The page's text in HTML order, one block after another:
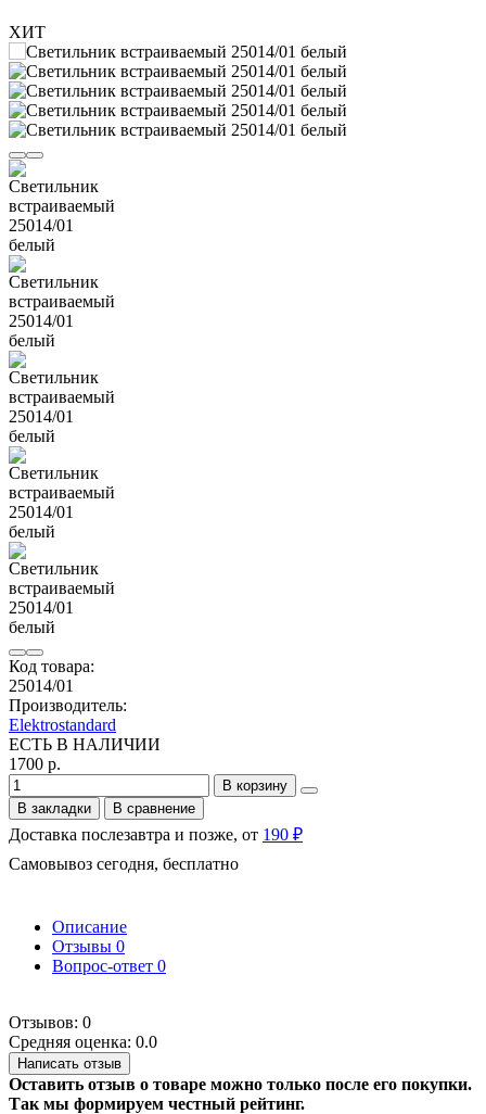
ХИТ
Код товара:
25014/01
Производитель:
Elektrostandard
ЕСТЬ В НАЛИЧИИ
1700 р.
В корзину
В закладки
В сравнение
Доставка послезавтра и позже, от 190 ₽
Самовывоз сегодня, бесплатно
Описание
Отзывы 0
Вопрос-ответ 0
Отзывов: 0
Средняя оценка: 0.0
Написать отзыв
Оставить отзыв о товаре можно только после его покупки.
Так мы формируем честный рейтинг.